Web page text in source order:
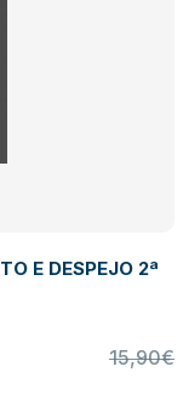
E DESPEJO 2ª
15,90€